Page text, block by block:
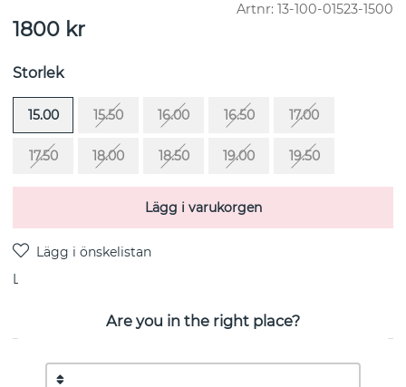
Artnr: 13-100-01523-1500
1800 kr
Storlek
15.00 15.50 16.00 16.50 17.00
17.50 18.00 18.50 19.00 19.50
Lägg i varukorgen
Leverans:
PRODUKTBESKRIVNING
Are you in the right place?